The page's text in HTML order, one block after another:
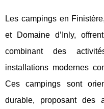
Les campings en
et Domaine d’Inly,
combinant des
installations modernes
Ces campings sont
durable, proposant des